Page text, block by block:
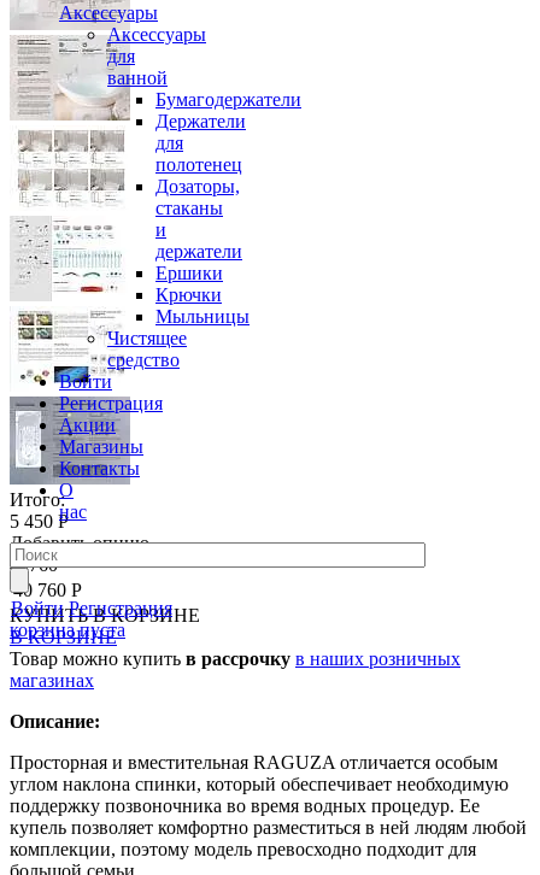
Аксессуары
Аксессуары
для
ванной
Бумагодержатели
Держатели
для
полотенец
Дозаторы,
стаканы
и
держатели
Ершики
Крючки
Мыльницы
Чистящее
средство
Войти
Регистрация
Акции
Магазины
Контакты
О
нас
Войти Регистрация
корзина пуста
Итого:
5 450 Р
Добавить опцию
40760
40 760 Р
КУПИТЬ В КОРЗИНЕ
В КОРЗИНЕ
Товар можно купить в рассрочку в наших розничных
магазинах
Описание:
Просторная и вместительная RAGUZA отличается особым
углом наклона спинки, который обеспечивает необходимую
поддержку позвоночника во время водных процедур. Ее
купель позволяет комфортно разместиться в ней людям любой
комплекции, поэтому модель превосходно подходит для
большой семьи.